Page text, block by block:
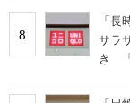
8
「長
サラ
き 「